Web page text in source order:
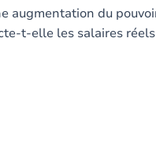
augmentation du
t-elle les salaires réels